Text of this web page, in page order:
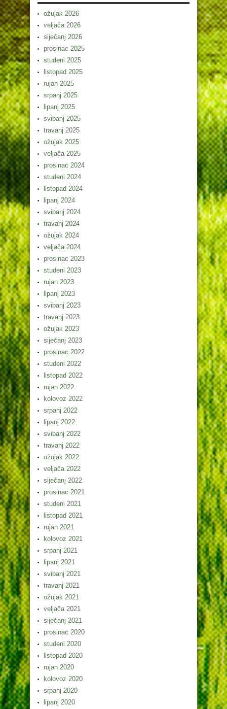
ožujak 2026
veljača 2026
siječanj 2026
prosinac 2025
studeni 2025
listopad 2025
rujan 2025
srpanj 2025
lipanj 2025
svibanj 2025
travanj 2025
ožujak 2025
veljača 2025
prosinac 2024
studeni 2024
listopad 2024
lipanj 2024
svibanj 2024
travanj 2024
ožujak 2024
veljača 2024
prosinac 2023
studeni 2023
rujan 2023
lipanj 2023
svibanj 2023
travanj 2023
ožujak 2023
siječanj 2023
prosinac 2022
studeni 2022
listopad 2022
rujan 2022
kolovoz 2022
srpanj 2022
lipanj 2022
svibanj 2022
travanj 2022
ožujak 2022
veljača 2022
siječanj 2022
prosinac 2021
studeni 2021
listopad 2021
rujan 2021
kolovoz 2021
srpanj 2021
lipanj 2021
svibanj 2021
travanj 2021
ožujak 2021
veljača 2021
siječanj 2021
prosinac 2020
studeni 2020
listopad 2020
rujan 2020
kolovoz 2020
srpanj 2020
lipanj 2020